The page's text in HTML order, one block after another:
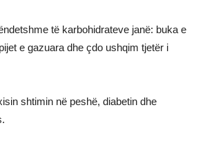
të karbohidrateve janë: buka e
e gazuara dhe çdo ushqim tjetër i
shtimin në peshë, diabetin dhe